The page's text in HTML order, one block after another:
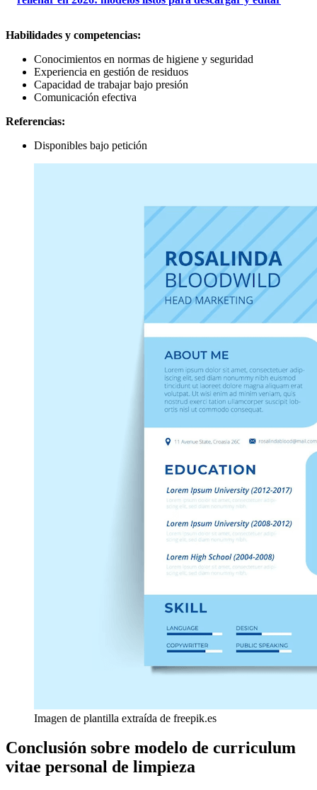
Habilidades y competencias:
Conocimientos en normas de higiene y seguridad
Experiencia en gestión de residuos
Capacidad de trabajar bajo presión
Comunicación efectiva
Referencias:
Disponibles bajo petición
Imagen de plantilla extraída de freepik.es
Conclusión sobre modelo de curriculum
vitae personal de limpieza